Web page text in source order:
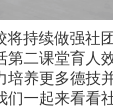
将持续做强社
第二课堂育人
培养更多德技
们一起来看看